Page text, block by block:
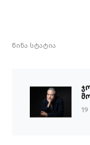
წინა სტატია